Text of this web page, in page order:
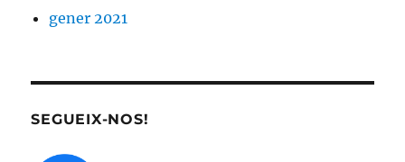
gener 2021
SEGUEIX-NOS!